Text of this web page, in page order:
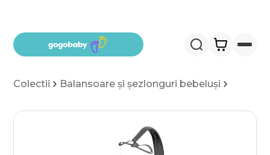
Colectii Balansoare și șezlonguri bebeluși